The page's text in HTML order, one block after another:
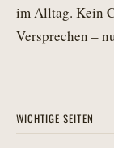
im Alltag. Kein
Versprechen –
WICHTIGE SEITEN